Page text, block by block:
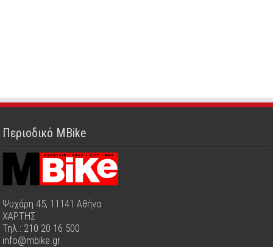
Περιοδικό MBike
Ψυχάρη 45, 11141 Αθήνα
ΧΑΡΤΗΣ
Τηλ.: 210 20 16 500
info@mbike.gr